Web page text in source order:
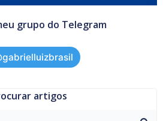
grupo do Telegram
artigos